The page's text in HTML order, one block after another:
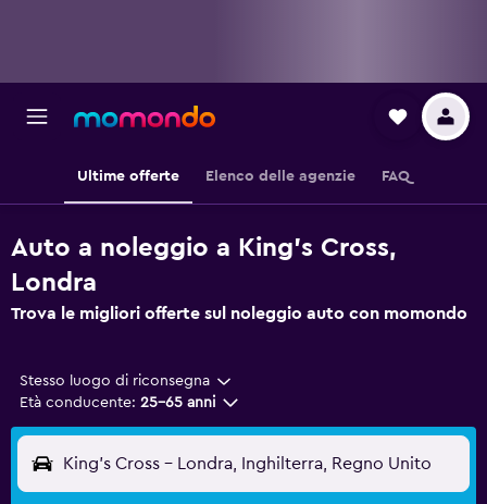
Ultime offerte Elenco delle agenzie FAQ
Auto a noleggio a King's Cross,
Londra
Trova le migliori offerte sul noleggio auto con momondo
Stesso luogo di riconsegna
Età conducente: 25-65 anni
King's Cross - Londra, Inghilterra, Regno Unito